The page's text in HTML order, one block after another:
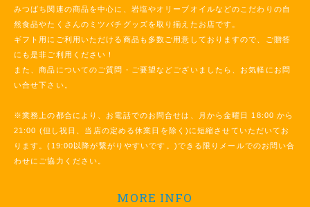
みつばち関連の商品を中心に、岩塩やオリーブオイルなどのこだわりの自
然食品やたくさんのミツバチグッズを取り揃えたお店です。
ギフト用にご利用いただける商品も多数ご用意しておりますので、ご贈答
にも是非ご利用ください！
また、商品についてのご質問・ご要望などございましたら、お気軽にお問
い合せ下さい。
※業務上の都合により、お電話でのお問合せは、月から金曜日 18:00 から
21:00 (但し祝日、当店の定める休業日を除く)に短縮させていただいてお
ります。(19:00以降が繋がりやすいです。)できる限りメールでのお問い合
わせにご協力ください。
MORE INFO